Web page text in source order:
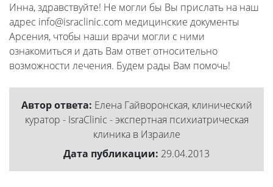
Инна, здравствуйте! Не могли бы Вы прислать на наш
адрес info@israclinic.com медицинские документы
Арсения, чтобы наши врачи могли с ними
ознакомиться и дать Вам ответ относительно
возможности лечения. Будем рады Вам помочь!
Автор ответа: Елена Гайворонская, клинический
куратор - IsraClinic - экспертная психиатрическая
клиника в Израиле
Дата публикации: 29.04.2013